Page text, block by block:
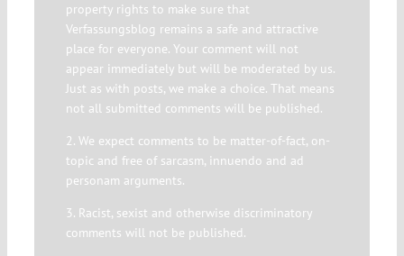
property rights to make sure that
Verfassungsblog remains a safe and attractive
place for everyone. Your comment will not
appear immediately but will be moderated by us.
Just as with posts, we make a choice. That means
not all submitted comments will be published.
2. We expect comments to be matter-of-fact, on-
topic and free of sarcasm, innuendo and ad
personam arguments.
3. Racist, sexist and otherwise discriminatory
comments will not be published.